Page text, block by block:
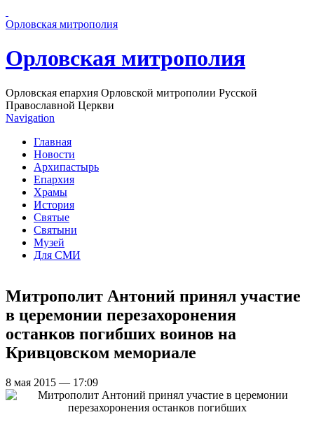
Орловская митрополия
Орловская митрополия
Орловская епархия Орловской митрополии Русской
Православной Церкви
Navigation
Главная
Новости
Архипастырь
Епархия
Храмы
История
Святые
Святыни
Музей
Для СМИ
Митрополит Антоний принял участие
в церемонии перезахоронения
останков погибших воинов на
Кривцовском мемориале
8 мая 2015 — 17:09